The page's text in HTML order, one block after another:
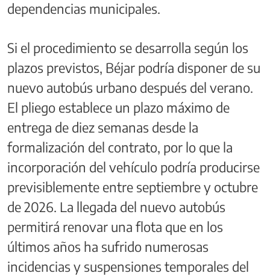
dependencias municipales.
Si el procedimiento se desarrolla según los
plazos previstos, Béjar podría disponer de su
nuevo autobús urbano después del verano.
El pliego establece un plazo máximo de
entrega de diez semanas desde la
formalización del contrato, por lo que la
incorporación del vehículo podría producirse
previsiblemente entre septiembre y octubre
de 2026. La llegada del nuevo autobús
permitirá renovar una flota que en los
últimos años ha sufrido numerosas
incidencias y suspensiones temporales del